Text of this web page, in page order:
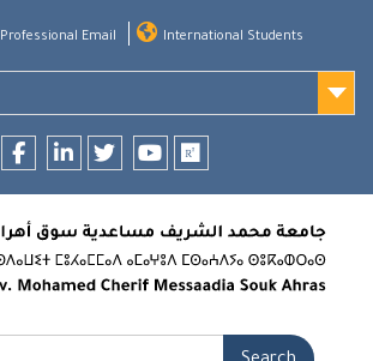
Professional Email International Students